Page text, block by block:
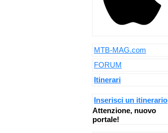
MTB-MAG.com
FORUM
Itinerari
Inserisci un itinerario
Attenzione, nuovo
portale!